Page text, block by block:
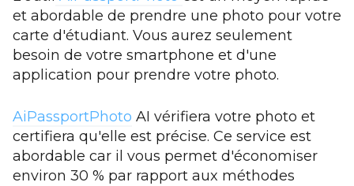
et abordable de prendre une photo pour votre
carte d'étudiant. Vous aurez seulement
besoin de votre smartphone et d'une
application pour prendre votre photo.
AiPassportPhoto AI vérifiera votre photo et
certifiera qu'elle est précise. Ce service est
abordable car il vous permet d'économiser
environ 30 % par rapport aux méthodes